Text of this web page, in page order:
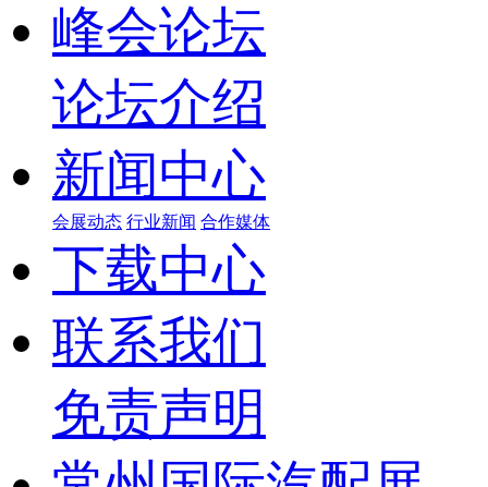
峰会论坛
论坛介绍
新闻中心
会展动态 行业新闻 合作媒体
下载中心
联系我们
免责声明